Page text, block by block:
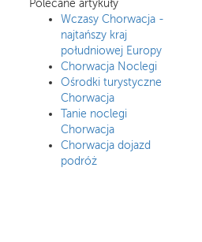
Polecane artykuły
Wczasy Chorwacja -
najtańszy kraj
południowej Europy
Chorwacja Noclegi
Ośrodki turystyczne
Chorwacja
Tanie noclegi
Chorwacja
Chorwacja dojazd
podróż